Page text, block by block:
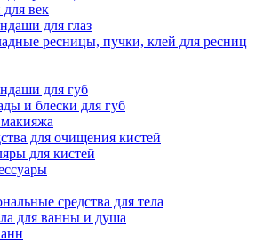
век
для глаз
ресницы, пучки, клей для ресниц
для губ
и блески для губ
для очищения кистей
для кистей
средства для тела
для ванны и душа